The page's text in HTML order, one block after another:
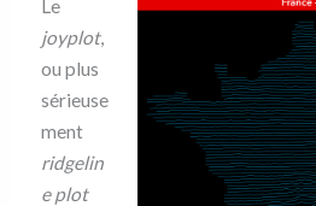
Le
joyplot,
ou plus
sérieuse
ment
ridgelin
e plot